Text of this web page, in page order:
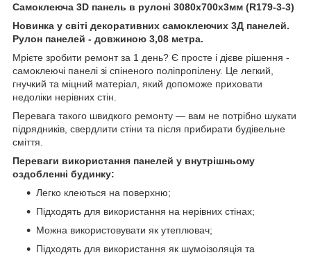
Самоклеюча 3D панель в рулоні 3080x700x3мм (R179-3-3)
Новинка у світі декоративних самоклеючих 3Д панелей.
Рулон панелей - довжиною 3,08 метра.
Мрієте зробити ремонт за 1 день? Є просте і дієве рішення -
самоклеючі панелі зі спіненого поліпропілену. Це легкий,
гнучкий та міцний матеріал, який допоможе приховати
недоліки нерівних стін.
Перевага такого швидкого ремонту — вам не потрібно шукати
підрядників, свердлити стіни та після прибирати будівельне
сміття.
Переваги використання панелей у внутрішньому
оздобленні будинку:
Легко клеються на поверхню;
Підходять для використання на нерівних стінах;
Можна використовувати як утеплювач;
Підходять для використання як шумоізоляція та